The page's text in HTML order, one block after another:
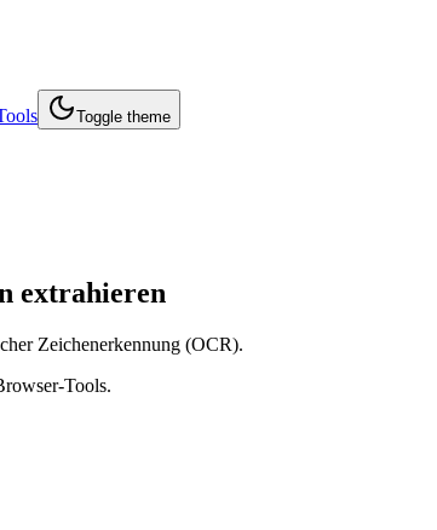
Toggle theme
extrahieren
Zeichenerkennung (OCR).
Tools.